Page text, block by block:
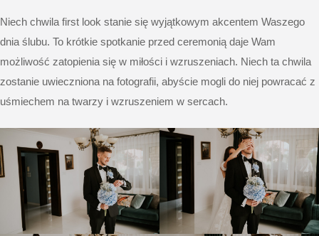
Niech chwila first look stanie się wyjątkowym akcentem Waszego
dnia ślubu. To krótkie spotkanie przed ceremonią daje Wam
możliwość zatopienia się w miłości i wzruszeniach. Niech ta chwila
zostanie uwieczniona na fotografii, abyście mogli do niej powracać z
uśmiechem na twarzy i wzruszeniem w sercach.